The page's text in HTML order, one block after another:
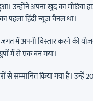
उन्होंने अपना खुद का
का पहला हिंदी न्यूज चैनल था।
जगत में अपनी विस्तार करने की
में से एक बन गया।
सम्मानित किया गया है। उन्हें